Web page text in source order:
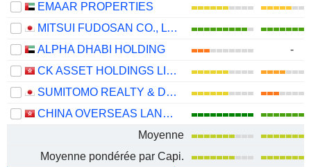
EMAAR PROPERTIES
MITSUI FUDOSAN CO., LTD.
ALPHA DHABI HOLDING
-
CK ASSET HOLDINGS LIMITED
SUMITOMO REALTY & DEVELOPMENT CO., LTD.
CHINA OVERSEAS LAND & INVESTMENT LIMITED
Moyenne
Moyenne pondérée par Capi.